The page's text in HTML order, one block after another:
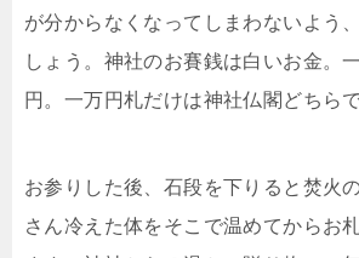
が分からなくなってしまわないよう
しょう。神社のお賽銭は白いお金。
円。一万円札だけは神社仏閣どちら
お参りした後、石段を下りると焚火
さん冷えた体をそこで温めてからお